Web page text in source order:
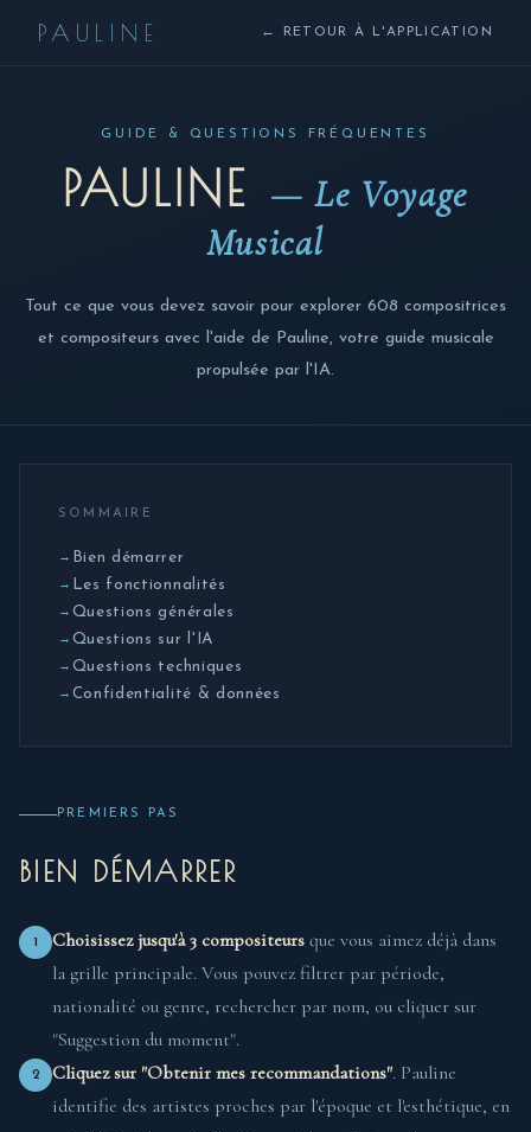
PAULINE ← RETOUR À L'APPLICATION
GUIDE & QUESTIONS FRÉQUENTES
PAULINE — Le Voyage
Musical
Tout ce que vous devez savoir pour explorer 608 compositrices
et compositeurs avec l'aide de Pauline, votre guide musicale
propulsée par l'IA.
SOMMAIRE
Bien démarrer
Les fonctionnalités
Questions générales
Questions sur l'IA
Questions techniques
Confidentialité & données
PREMIERS PAS
BIEN DÉMARRER
1 Choisissez jusqu'à 3 compositeurs que vous aimez déjà dans
la grille principale. Vous pouvez filtrer par période,
nationalité ou genre, rechercher par nom, ou cliquer sur
"Suggestion du moment".
2 Cliquez sur "Obtenir mes recommandations". Pauline
identifie des artistes proches par l'époque et l'esthétique, en